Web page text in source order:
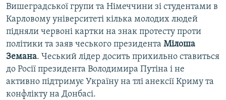
Вишеградської групи та Німеччини зі студентами в
Карловому університеті кілька молодих людей
підняли червоні картки на знак протесту проти
політики та заяв чеського президента Мілоша
Земана. Чеський лідер досить прихильно ставиться
до Росії президента Володимира Путіна і не
активно підтримує Україну на тлі анексії Криму та
конфлікту на Донбасі.